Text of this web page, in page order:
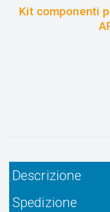
Kit componenti
Descrizione
Spedizione